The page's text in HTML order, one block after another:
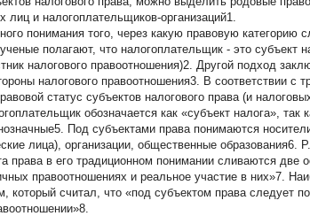
лиц и налогоплательщиков-организаций1.
понимания того, через какую правовую категорию
полагают, что налогоплательщик - это субъект
налогового правоотношения)2. Другой подход
налогового правоотношения3. В соответствии с
статус субъектов налогового права (и
обозначается как «субъект налога», так
Под субъектами права понимаются
лица), организации, общественные
права в его традиционном понимании сливаются две
правоотношениях и реальное участие в них»7.
считал, что «под субъектом права следует